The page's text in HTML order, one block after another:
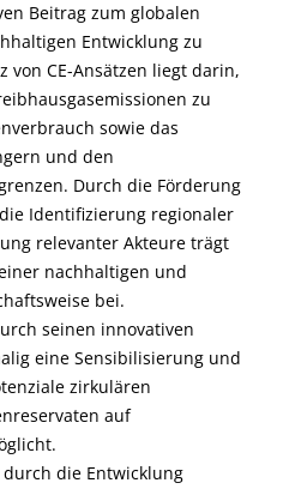
Beitrag zum globalen
Entwicklung zu
von CE-Ansätzen liegt darin,
zu
sowie das
und den
Durch die Förderung
Identifizierung regionaler
relevanter Akteure trägt
nachhaltigen und
bei.
seinen innovativen
eine Sensibilisierung und
zirkulären
auf
die Entwicklung